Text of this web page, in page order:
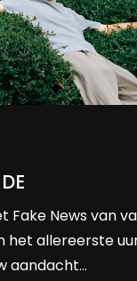
Fake News van
het allereerste
aandacht...